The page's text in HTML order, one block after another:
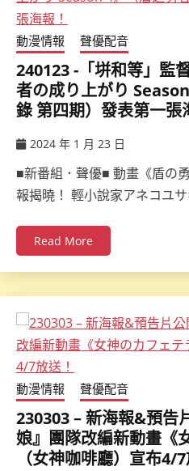
動漫情報 聲優配音
240123 -「垪和等」監
者の成り上がり
錄 第四期）發表第一張
2024 年 1 月 23 日
■新番組．聲優■ 動畫《盾の
報揭曉！ 輕小說家アネコユ
Read More
動漫情報 聲優配音
230303 – 新海報&預告
娘』團隊改編新動畫《
（女神咖啡廳）宣布4/7